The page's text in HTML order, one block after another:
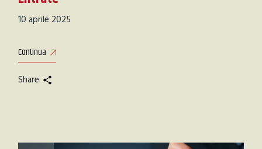
10 aprile 2025
Continua
Share